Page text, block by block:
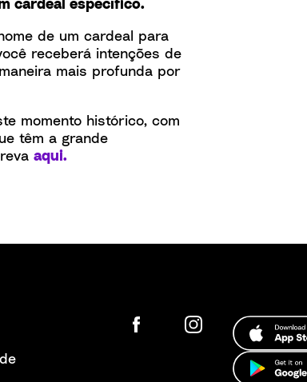
de um cardeal para
receberá intenções de
mais profunda por
momento histórico, com
têm a grande
aqui.